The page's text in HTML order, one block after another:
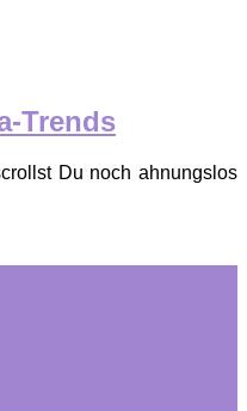
Trends
Du noch ahnungslos